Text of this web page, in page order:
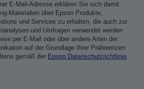
E-Mail-Adresse erklären Sie sich damit
Materialien über Epson Produkte,
und Services zu erhalten, die auch zur
und Umfragen verwendet werden
per E-Mail oder über andere Arten der
auf der Grundlage Ihrer Präferenzen
gemäß der Epson Datenschutzrichtlinie.